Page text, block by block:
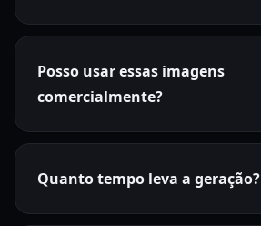
Posso usar essas imagens
comercialmente?
Quanto tempo leva a geração?